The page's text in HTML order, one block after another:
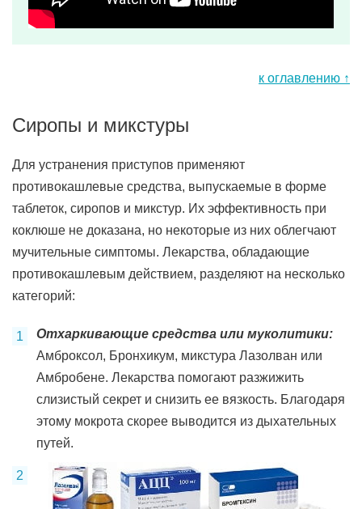
к оглавлению ↑
Сиропы и микстуры
Для устранения приступов применяют
противокашлевые средства, выпускаемые в форме
таблеток, сиропов и микстур. Их эффективность при
коклюше не доказана, но некоторые из них облегчают
мучительные симптомы. Лекарства, обладающие
противокашлевым действием, разделяют на несколько
категорий:
Отхаркивающие средства или муколитики:
Амброксол, Бронхикум, микстура Лазолван или
Амбробене. Лекарства помогают разжижить
слизистый секрет и снизить ее вязкость. Благодаря
этому мокрота скорее выводится из дыхательных
путей.